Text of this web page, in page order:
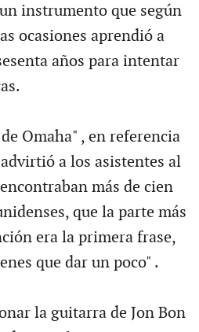
instrumento que según
ocasiones aprendió a
años para intentar
Omaha" , en referencia
a los asistentes al
más de cien
que la parte más
era la primera frase,
que dar un poco" .
la guitarra de Jon Bon